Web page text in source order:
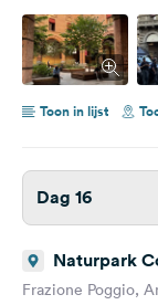
Toon in lijst
Dag 16
Naturpark
Frazione Poggio,